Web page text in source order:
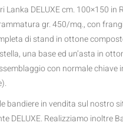
Lanka DELUXE cm. 100×150 in
gr. 450/mq., con
di stand in ottone
una base ed un’asta in
con normale chiave
bandiere in vendita sul nostro
DELUXE. Realizziamo inoltre